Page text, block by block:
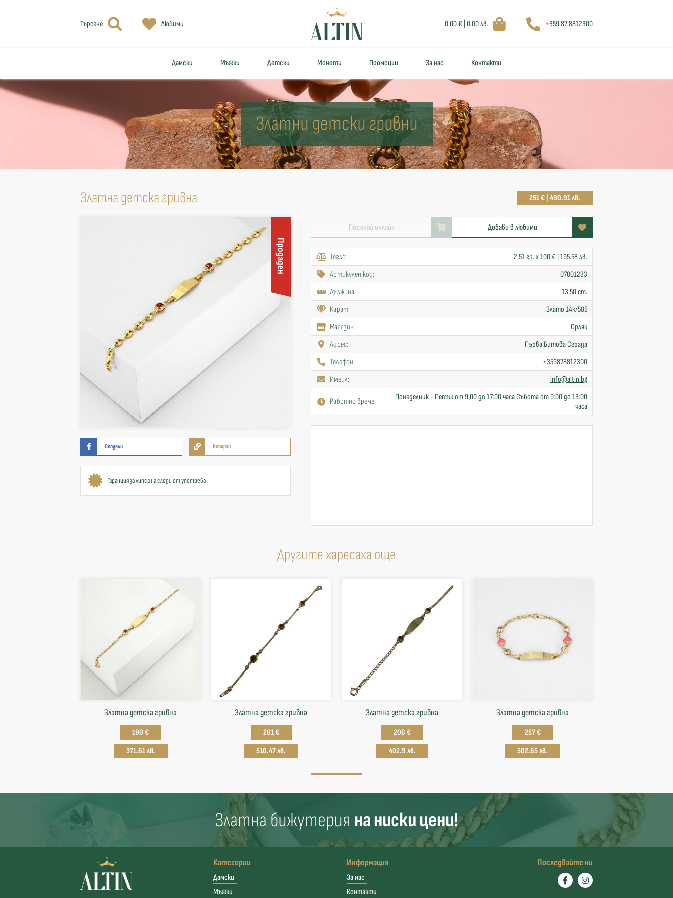
Търсене Любими 0.00 € | 0.00 лв. +359 87 8812300
Дамски Мъжки Детски Монети Промоции За нас Контакти
Златни детски гривни
Златна детска гривна 251 € | 490.91 лв.
Продаден
Сподели Копирай
Гаранция за липса на следи от употреба
Поръчай онлайн Добави в любими
Тегло:
2.51 гр. x 100 € | 195.58 лв.
Артикулен код:
07001233
Дължина:
13.50 cm.
Карат:
Злато 14к/585
Mагазин:
Орляк
Адрес:
Първа Битова Сграда
Телефон:
+359878812300
Имейл:
info@altin.bg
Работно време:
Понеделник - Петък от 9:00 до 17:00 часа Събота от 9:00 до 13:00
часа
Другите харесаха още
Златна детска гривна
190 €
371.61 лв.
Златна детска гривна
261 €
510.47 лв.
Златна детска гривна
206 €
402.9 лв.
Златна детска гривна
257 €
502.65 лв.
Златна бижутерия на ниски цени!
Категории
Дамски
Мъжки
Информация
За нас
Контакти
Последвайте ни